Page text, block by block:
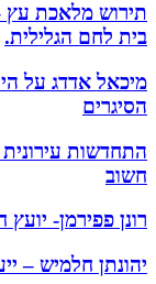
תירוש מלאכת עץ
בית לחם הגלילית.
מיכאל אדדג על
הסיגרים
חשוב
רונן פפירמן- יועץ
יהונתן חלמיש –